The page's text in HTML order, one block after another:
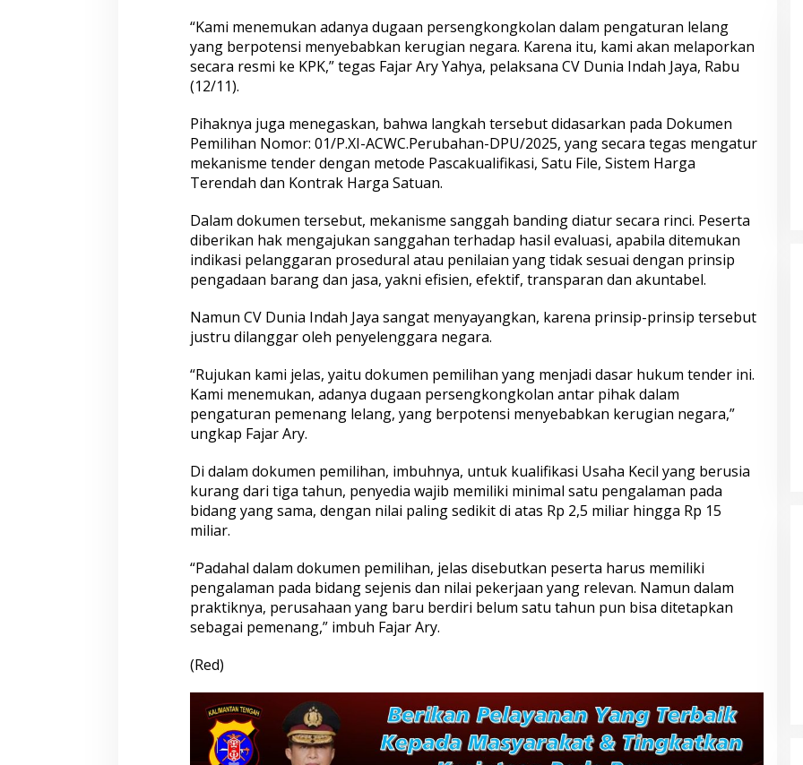
“Kami menemukan adanya dugaan persengkongkolan dalam pengaturan lelang
yang berpotensi menyebabkan kerugian negara. Karena itu, kami akan melaporkan
secara resmi ke KPK,” tegas Fajar Ary Yahya, pelaksana CV Dunia Indah Jaya, Rabu
(12/11).
Pihaknya juga menegaskan, bahwa langkah tersebut didasarkan pada Dokumen
Pemilihan Nomor: 01/P.XI-ACWC.Perubahan-DPU/2025, yang secara tegas mengatur
mekanisme tender dengan metode Pascakualifikasi, Satu File, Sistem Harga
Terendah dan Kontrak Harga Satuan.
Dalam dokumen tersebut, mekanisme sanggah banding diatur secara rinci. Peserta
diberikan hak mengajukan sanggahan terhadap hasil evaluasi, apabila ditemukan
indikasi pelanggaran prosedural atau penilaian yang tidak sesuai dengan prinsip
pengadaan barang dan jasa, yakni efisien, efektif, transparan dan akuntabel.
Namun CV Dunia Indah Jaya sangat menyayangkan, karena prinsip-prinsip tersebut
justru dilanggar oleh penyelenggara negara.
“Rujukan kami jelas, yaitu dokumen pemilihan yang menjadi dasar hukum tender ini.
Kami menemukan, adanya dugaan persengkongkolan antar pihak dalam
pengaturan pemenang lelang, yang berpotensi menyebabkan kerugian negara,”
ungkap Fajar Ary.
Di dalam dokumen pemilihan, imbuhnya, untuk kualifikasi Usaha Kecil yang berusia
kurang dari tiga tahun, penyedia wajib memiliki minimal satu pengalaman pada
bidang yang sama, dengan nilai paling sedikit di atas Rp 2,5 miliar hingga Rp 15
miliar.
“Padahal dalam dokumen pemilihan, jelas disebutkan peserta harus memiliki
pengalaman pada bidang sejenis dan nilai pekerjaan yang relevan. Namun dalam
praktiknya, perusahaan yang baru berdiri belum satu tahun pun bisa ditetapkan
sebagai pemenang,” imbuh Fajar Ary.
(Red)
IRJEN IWAN KURNIAWAN